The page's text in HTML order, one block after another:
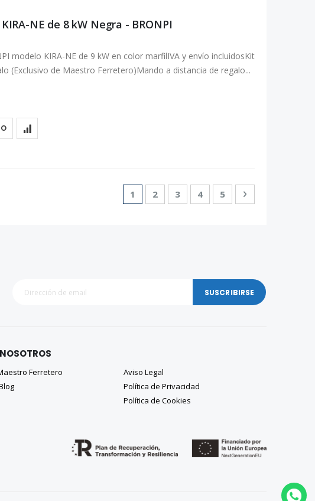
NE de 8 kW Negra - BRONPI
modelo KIRA-NE de 9 kW en color marfilIVA y envío incluidosKit
(Exclusivo de Maestro Ferretero)Mando a distancia de regalo...
Página
Actualmente estás leyendo página
1 Página
2 Página
3 Página
4 Página
5 Página
Siguiente
SUSCRIBIRSE
Ferretero
Aviso Legal
Política de Privacidad
Política de Cookies